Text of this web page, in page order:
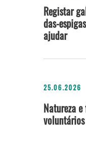
Registar
das-
ajudar
25.06.2026
Natureza